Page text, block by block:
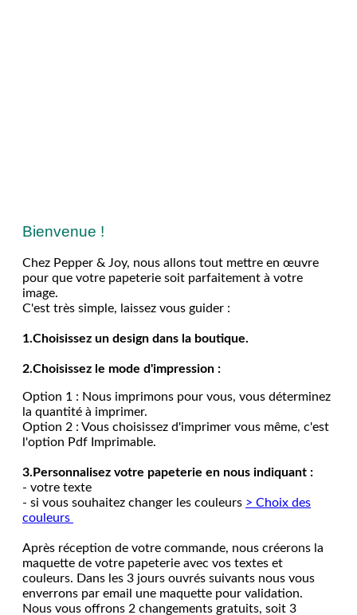
Bienvenue !
Chez Pepper & Joy, nous allons tout mettre en œuvre
pour que votre papeterie soit parfaitement à votre
image.
C'est très simple, laissez vous guider :
1.Choisissez un design dans la boutique.
2.Choisissez le mode d'impression :
Option 1 : Nous imprimons pour vous, vous déterminez
la quantité à imprimer.
Option 2 : Vous choisissez d'imprimer vous même, c'est
l'option Pdf Imprimable.
3.Personnalisez votre papeterie en nous indiquant :
- votre texte
- si vous souhaitez changer les couleurs > Choix des
couleurs
Après réception de votre commande, nous créerons la
maquette de votre papeterie avec vos textes et
couleurs. Dans les 3 jours ouvrés suivants nous vous
enverrons par email une maquette pour validation.
Nous vous offrons 2 changements gratuits, soit 3